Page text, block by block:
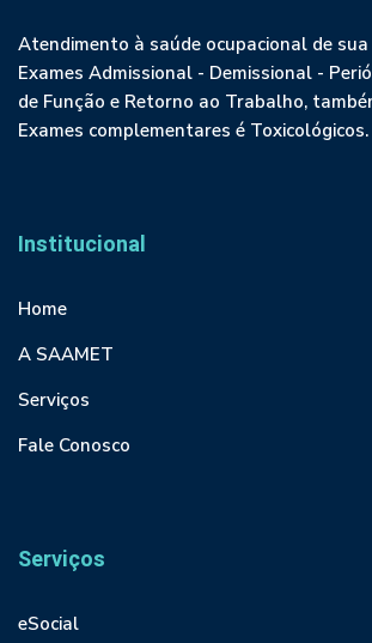
Atendimento à saúde ocupacional de sua
Exames Admissional - Demissional -
de Função e Retorno ao Trabalho,
Exames complementares é Toxicológicos.
Institucional
Home
A SAAMET
Serviços
Fale Conosco
Serviços
eSocial